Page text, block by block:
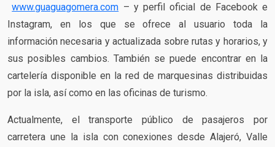
www.guaguagomera.com – y perfil oficial de Facebook e
Instagram, en los que se ofrece al usuario toda la
información necesaria y actualizada sobre rutas y horarios, y
sus posibles cambios. También se puede encontrar en la
cartelería disponible en la red de marquesinas distribuidas
por la isla, así como en las oficinas de turismo.
Actualmente, el transporte público de pasajeros por
carretera une la isla con conexiones desde Alajeró, Valle